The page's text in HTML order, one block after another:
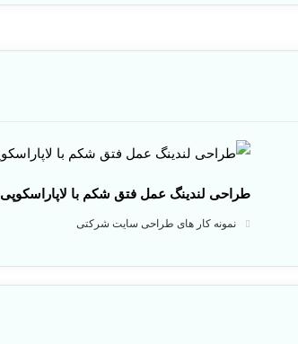
طراحی لندینگ عمل فتق شکم با لاپاراسکوپی
نمونه کار های طراحی سایت شرکتی